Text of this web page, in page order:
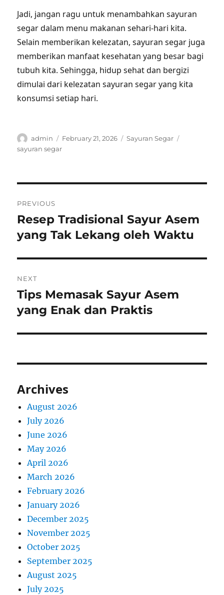
Jadi, jangan ragu untuk menambahkan sayuran
segar dalam menu makanan sehari-hari kita.
Selain memberikan kelezatan, sayuran segar juga
memberikan manfaat kesehatan yang besar bagi
tubuh kita. Sehingga, hidup sehat dan bergizi
dimulai dari kelezatan sayuran segar yang kita
konsumsi setiap hari.
Author
admin
Posted
on
February 21, 2026 Categories
Sayuran Segar
sayuran segar
navigation
PREVIOUS
Previous
post:
Resep Tradisional Sayur Asem
yang Tak Lekang oleh Waktu
NEXT
Next
post:
Tips Memasak Sayur Asem
yang Enak dan Praktis
Archives
August 2026
July 2026
June 2026
May 2026
April 2026
March 2026
February 2026
January 2026
December 2025
November 2025
October 2025
September 2025
August 2025
July 2025